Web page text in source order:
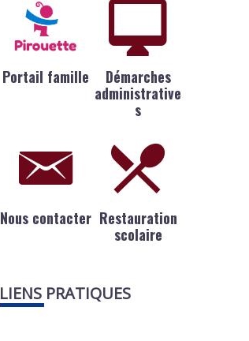
Portail famille
Démarches
administrative
s
Nous contacter Restauration
scolaire
LIENS PRATIQUES